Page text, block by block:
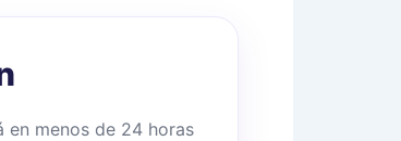
menos de 24 horas